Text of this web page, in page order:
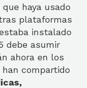
haya usado
plataformas
instalado
debe asumir
ahora en los
han compartido